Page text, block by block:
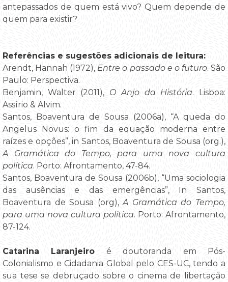
antepassados de quem está vivo? Quem depende de
quem para existir?
Referências e sugestões adicionais de leitura:
Arendt, Hannah (1972), Entre o passado e o futuro. São
Paulo: Perspectiva.
Benjamin, Walter (2011), O Anjo da História. Lisboa:
Assírio & Alvim.
Santos, Boaventura de Sousa (2006a), “A queda do
Angelus Novus: o fim da equação moderna entre
raízes e opções”, in Santos, Boaventura de Sousa (org.),
A Gramática do Tempo, para uma nova cultura
política. Porto: Afrontamento, 47-84.
Santos, Boaventura de Sousa (2006b), “Uma sociologia
das ausências e das emergências”, In Santos,
Boaventura de Sousa (org),A Gramática do Tempo,
para uma nova cultura política. Porto: Afrontamento,
87-124.
Catarina Laranjeiro é doutoranda em Pós-
Colonialismo e Cidadania Global pelo CES-UC, tendo a
sua tese se debruçado sobre o cinema de libertação